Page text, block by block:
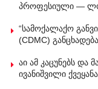
პროფესიული —
“სამოქალაქო
(CDMC)
აი ამ კაცუნებს და
ივანიშვილი